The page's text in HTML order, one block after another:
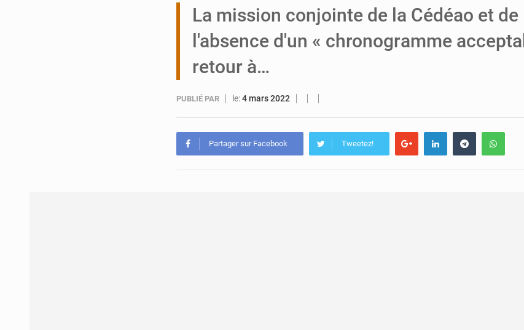
La mission conjointe de la Cédéao et de
l'absence d'un « chronogramme
retour à…
PUBLIÉ PAR le:4 mars 2022
Partager sur Facebook Tweetez!